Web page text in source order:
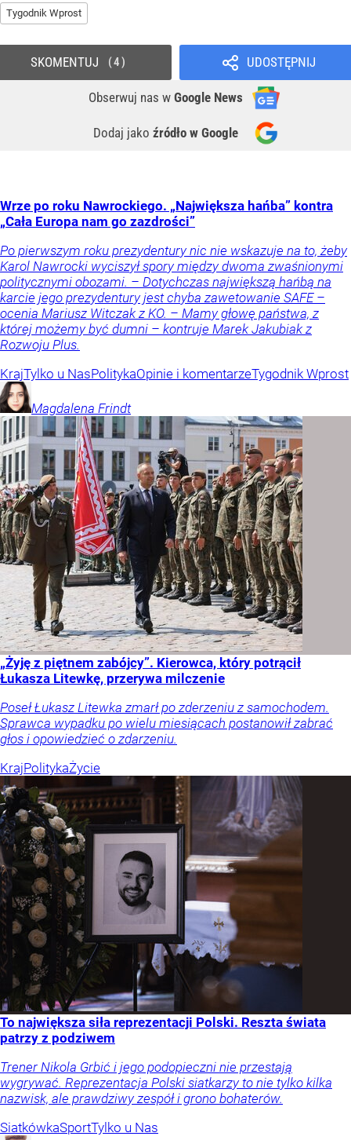
Tygodnik Wprost
UDOSTĘPNIJ
Obserwuj nas w Google News
Dodaj jako źródło w Google
SKOMENTUJ 4
Wrze po roku Nawrockiego. „Największa hańba” kontra
„Cała Europa nam go zazdrości”
Po pierwszym roku prezydentury nic nie wskazuje na to, żeby
Karol Nawrocki wyciszył spory między dwoma zwaśnionymi
politycznymi obozami. – Dotychczas największą hańbą na
karcie jego prezydentury jest chyba zawetowanie SAFE –
ocenia Mariusz Witczak z KO. – Mamy głowę państwa, z
której możemy być dumni – kontruje Marek Jakubiak z
Rozwoju Plus.
KrajTylko u NasPolitykaOpinie i komentarzeTygodnik Wprost
Magdalena Frindt
„Żyję z piętnem zabójcy”. Kierowca, który potrącił
Łukasza Litewkę, przerywa milczenie
Poseł Łukasz Litewka zmarł po zderzeniu z samochodem.
Sprawca wypadku po wielu miesiącach postanowił zabrać
głos i opowiedzieć o zdarzeniu.
KrajPolitykaŻycie
To największa siła reprezentacji Polski. Reszta świata
patrzy z podziwem
Trener Nikola Grbić i jego podopieczni nie przestają
wygrywać. Reprezentacja Polski siatkarzy to nie tylko kilka
nazwisk, ale prawdziwy zespół i grono bohaterów.
SiatkówkaSportTylko u Nas